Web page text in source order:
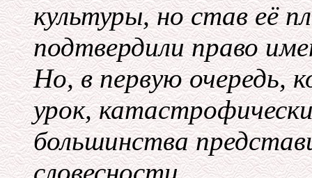
культуры, но став её
подтвердили право
Но, в первую очередь,
урок,
большинства